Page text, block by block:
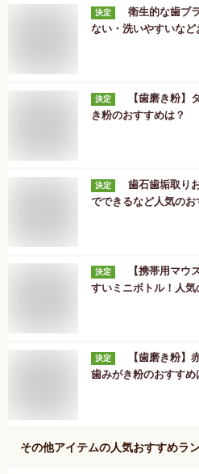
決定
衛生的な歯ブ
ない・洗いやすいなど
決定
【歯磨き粉】
き粉のおすすめは？
決定
歯石歯垢取り
でできるなど人気のお
決定
【携帯用マウ
すいミニボトル！人気
決定
【歯磨き粉】
歯みがき粉のおすすめ
その他アイテムの人気おすすめラ